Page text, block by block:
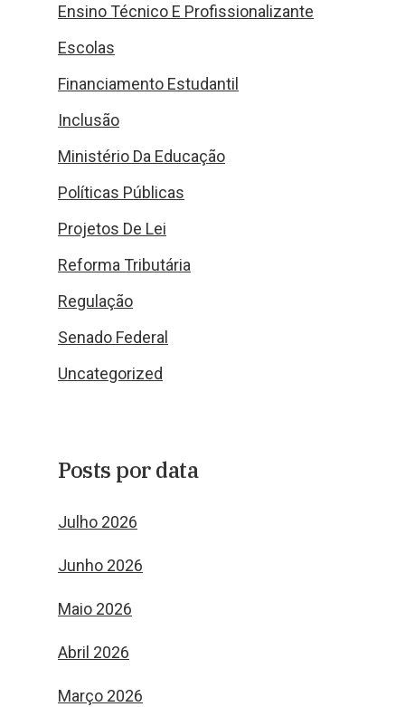
Ensino Técnico E Profissionalizante
Escolas
Financiamento Estudantil
Inclusão
Ministério Da Educação
Políticas Públicas
Projetos De Lei
Reforma Tributária
Regulação
Senado Federal
Uncategorized
Posts por data
Julho 2026
Junho 2026
Maio 2026
Abril 2026
Março 2026